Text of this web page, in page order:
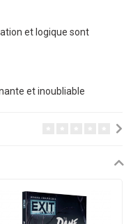
et logique sont
et inoubliable